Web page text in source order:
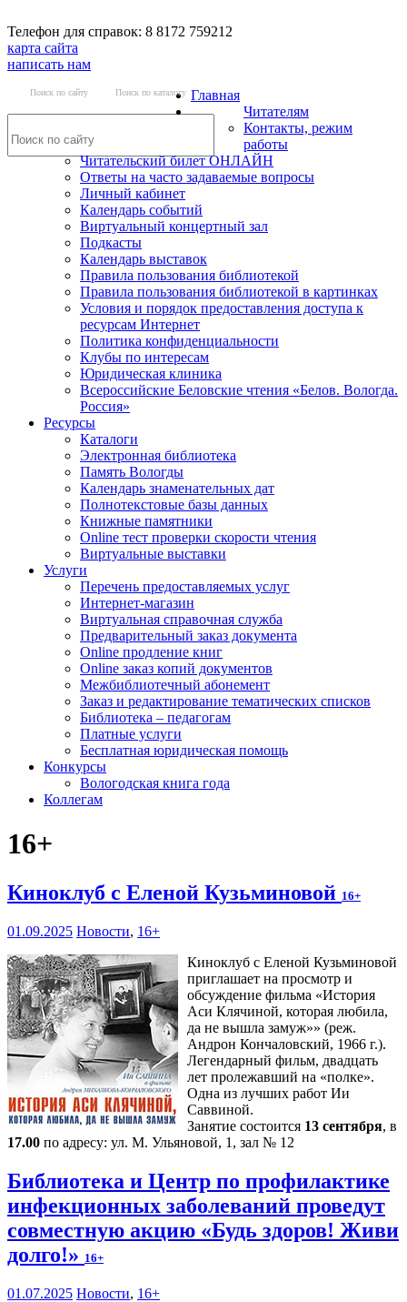
Телефон для справок: 8 8172 759212
карта сайта
написать нам
Поиск по сайту Поиск по каталогу Главная
Читателям
Контакты, режим
работы
Читательский билет ОНЛАЙН
Ответы на часто задаваемые вопросы
Личный кабинет
Календарь событий
Виртуальный концертный зал
Подкасты
Календарь выставок
Правила пользования библиотекой
Правила пользования библиотекой в картинках
Условия и порядок предоставления доступа к
ресурсам Интернет
Политика конфиденциальности
Клубы по интересам
Юридическая клиника
Всероссийские Беловские чтения «Белов. Вологда.
Россия»
Ресурсы
Каталоги
Электронная библиотека
Память Вологды
Календарь знаменательных дат
Полнотекстовые базы данных
Книжные памятники
Online тест проверки скорости чтения
Виртуальные выставки
Услуги
Перечень предоставляемых услуг
Интернет-магазин
Виртуальная справочная служба
Предварительный заказ документа
Online продление книг
Online заказ копий документов
Межбиблиотечный абонемент
Заказ и редактирование тематических списков
Библиотека – педагогам
Платные услуги
Бесплатная юридическая помощь
Конкурсы
Вологодская книга года
Коллегам
16+
Киноклуб с Еленой Кузьминовой 16+
01.09.2025 Новости, 16+
Киноклуб с Еленой Кузьминовой
приглашает на просмотр и
обсуждение фильма «История
Аси Клячиной, которая любила,
да не вышла замуж»» (реж.
Андрон Кончаловский, 1966 г.).
Легендарный фильм, двадцать
лет пролежавший на «полке».
Одна из лучших работ Ии
Саввиной.
Занятие состоится 13 сентября, в
17.00 по адресу: ул. М. Ульяновой, 1, зал № 12
Библиотека и Центр по профилактике
инфекционных заболеваний проведут
совместную акцию «Будь здоров! Живи
долго!» 16+
01.07.2025 Новости, 16+